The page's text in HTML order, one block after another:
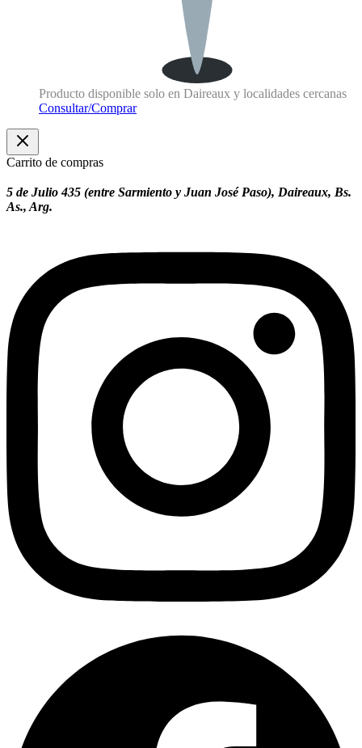
Producto disponible solo en Daireaux y localidades cercanas
Consultar/Comprar
Carrito de compras
5 de Julio 435 (entre Sarmiento y Juan José Paso), Daireaux, Bs.
As., Arg.